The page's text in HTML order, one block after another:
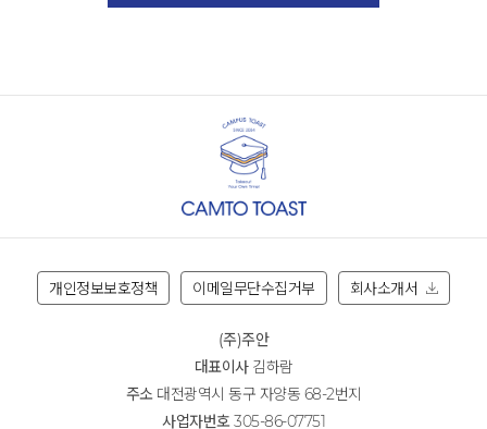
개인정보보호정책 이메일무단수집거부 회사소개서
(주)주안
대표이사 김하람
주소 대전광역시 동구 자양동 68-2번지
사업자번호 305-86-07751